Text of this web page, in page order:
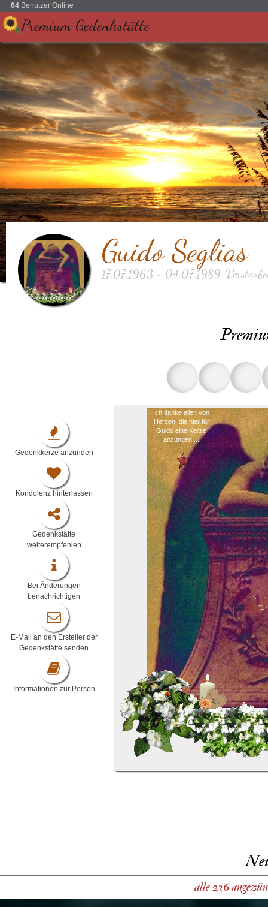
64 Benutzer Online
Premium Gedenkstätte
Guido Seglias
17.07.1963 - 04.07.1989,
Gedenkkerze anzünden
Kondolenz hinterlassen
Gedenkstätte
weiterempfehlen
Bei Änderungen
benachrichtigen
E-Mail an den Ersteller der
Gedenkstätte senden
Informationen zur Person
Ich danke allen von
Herzen, die hier für
Guido eine Kerze
anzünden ...
alle 236